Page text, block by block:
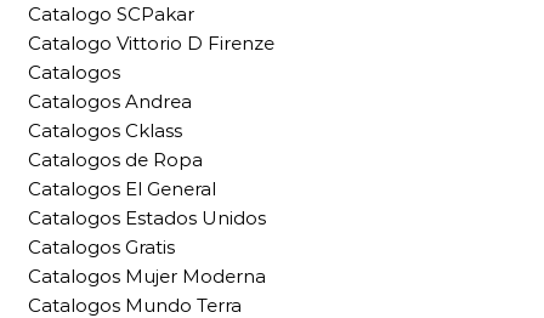
Catalogo SCPakar
Catalogo Vittorio D Firenze
Catalogos
Catalogos Andrea
Catalogos Cklass
Catalogos de Ropa
Catalogos El General
Catalogos Estados Unidos
Catalogos Gratis
Catalogos Mujer Moderna
Catalogos Mundo Terra